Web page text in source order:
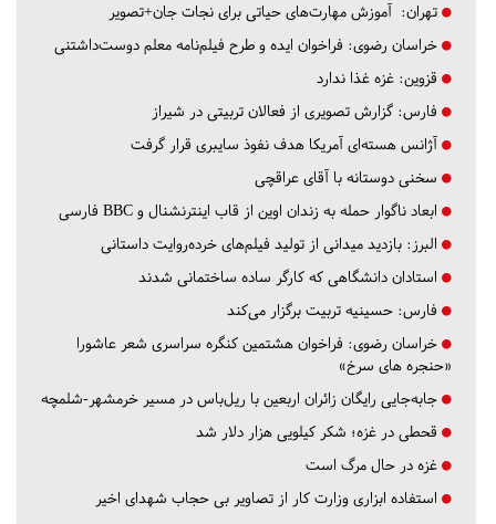
تهران: آموزش مهارت‌های حیاتی برای نجات جان+تصویر
خراسان رضوی: فراخوان ایده و طرح فیلم‌نامه معلم دوست‌داشتنی
قزوین: غزه غذا ندارد
فارس: گزارش تصویری از فعالان تربیتی در شیراز
آژانس هسته‌ای آمریکا هدف نفوذ سایبری قرار گرفت
سخنی دوستانه با آقای عراقچی
ابعاد ناگوار حمله به زندان اوین از قاب اینترنشنال و BBC فارسی
البرز: بازدید میدانی از تولید فیلم‌های خرده‌روایت داستانی
استادان دانشگاهی که کارگر ساده ساختمانی شدند
فارس: حسینیه تربیت برگزار می‌کند
خراسان رضوی: فراخوان هشتمین کنگره سراسری شعر عاشورا
«حنجره های سرخ»
جابه‌جایی رایگان زائران اربعین با ریل‌باس در مسیر خرمشهر-شلمچه
قحطی در غزه؛ شکر کیلویی هزار دلار شد
غزه در حال مرگ است
استفاده ابزاری وزارت کار از تصاویر بی حجاب شهدای اخیر